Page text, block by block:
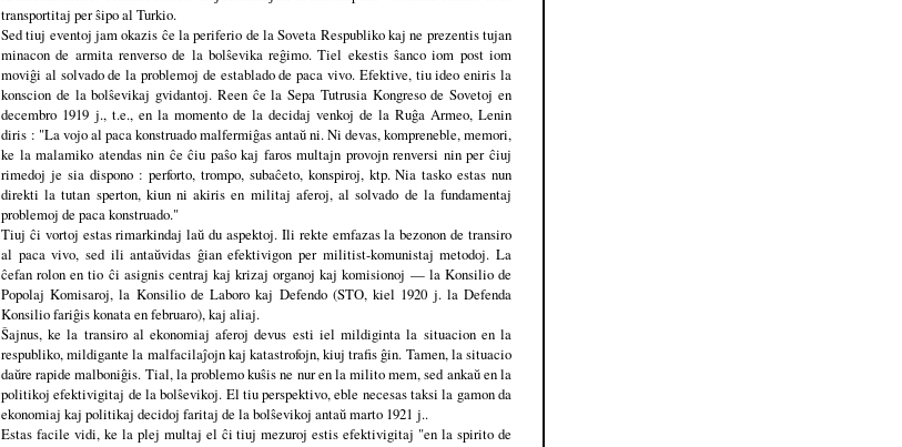
transportitaj per ŝipo al Turkio.
Sed tiuj eventoj jam okazis ĉe la periferio de la Soveta Respubliko kaj ne prezentis tujan
minacon de armita renverso de la bolŝevika reĝimo. Tiel ekestis ŝanco iom post iom
moviĝi al solvado de la problemoj de establado de paca vivo. Efektive, tiu ideo eniris la
konscion de la bolŝevikaj gvidantoj. Reen ĉe la Sepa Tutrusia Kongreso de Sovetoj en
decembro 1919 j., t.e., en la momento de la decidaj venkoj de la Ruĝa Armeo, Lenin
diris : "La vojo al paca konstruado malfermiĝas antaŭ ni. Ni devas, kompreneble, memori,
ke la malamiko atendas nin ĉe ĉiu paŝo kaj faros multajn provojn renversi nin per ĉiuj
rimedoj je sia dispono : perforto, trompo, subaĉeto, konspiroj, ktp. Nia tasko estas nun
direkti la tutan sperton, kiun ni akiris en militaj aferoj, al solvado de la fundamentaj
problemoj de paca konstruado."
Tiuj ĉi vortoj estas rimarkindaj laŭ du aspektoj. Ili rekte emfazas la bezonon de transiro
al paca vivo, sed ili antaŭvidas ĝian efektivigon per militist-komunistaj metodoj. La
ĉefan rolon en tio ĉi asignis centraj kaj krizaj organoj kaj komisionoj — la Konsilio de
Popolaj Komisaroj, la Konsilio de Laboro kaj Defendo (STO, kiel 1920 j. la Defenda
Konsilio fariĝis konata en februaro), kaj aliaj.
Ŝajnus, ke la transiro al ekonomiaj aferoj devus esti iel mildiginta la situacion en la
respubliko, mildigante la malfacilaĵojn kaj katastrofojn, kiuj trafis ĝin. Tamen, la situacio
daŭre rapide malboniĝis. Tial, la problemo kuŝis ne nur en la milito mem, sed ankaŭ en la
politikoj efektivigitaj de la bolŝevikoj. El tiu perspektivo, eble necesas taksi la gamon da
ekonomiaj kaj politikaj decidoj faritaj de la bolŝevikoj antaŭ marto 1921 j..
Estas facile vidi, ke la plej multaj el ĉi tiuj mezuroj estis efektivigitaj "en la spirito de